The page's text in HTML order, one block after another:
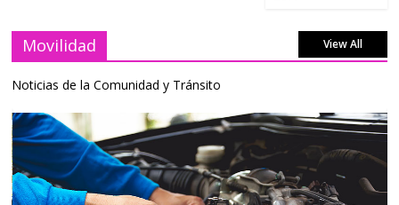
Movilidad View All
Noticias de la Comunidad y Tránsito